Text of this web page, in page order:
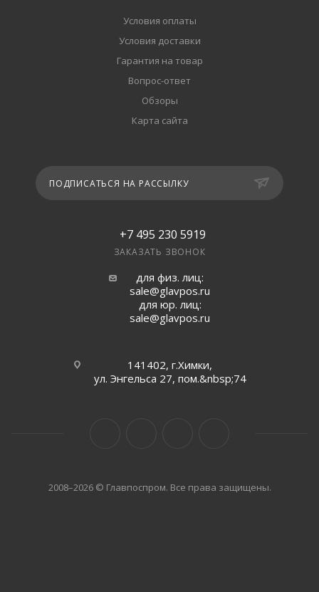
Условия оплаты
Условия доставки
Гарантия на товар
Вопрос-ответ
Обзоры
Карта сайта
ПОДПИСАТЬСЯ НА РАССЫЛКУ
+7 495 230 5919
ЗАКАЗАТЬ ЗВОНОК
для физ. лиц:
sale@glavpos.ru
для юр. лиц:
sale@glavpos.ru
141402, г.Химки,
ул. Энгельса 27, пом.&nbsp;74
2008–2026 © Главпоспром. Все права защищены.